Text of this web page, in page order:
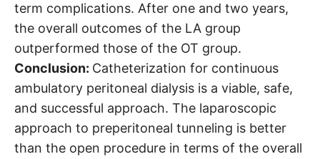
term complications. After one and two years,
the overall outcomes of the LA group
outperformed those of the OT group.
Conclusion: Catheterization for continuous
ambulatory peritoneal dialysis is a viable, safe,
and successful approach. The laparoscopic
approach to preperitoneal tunneling is better
than the open procedure in terms of the overall